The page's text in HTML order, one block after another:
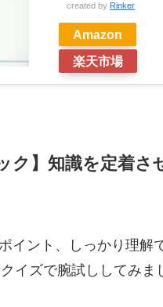
created by Rinker
Amazon
楽天市場
ク】知識を定着さ
イント、しっかり理解
イズで腕試ししてみま